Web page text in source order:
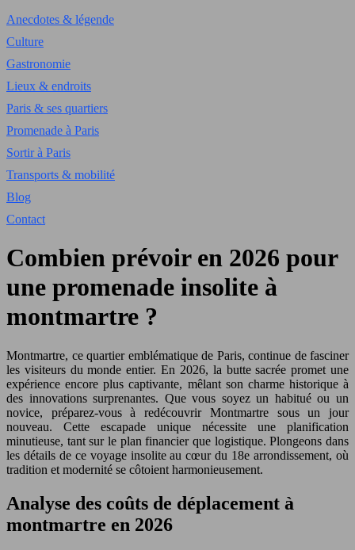
Anecdotes & légende
Culture
Gastronomie
Lieux & endroits
Paris & ses quartiers
Promenade à Paris
Sortir à Paris
Transports & mobilité
Blog
Contact
Combien prévoir en 2026 pour
une promenade insolite à
montmartre ?
Montmartre, ce quartier emblématique de Paris, continue de fasciner
les visiteurs du monde entier. En 2026, la butte sacrée promet une
expérience encore plus captivante, mêlant son charme historique à
des innovations surprenantes. Que vous soyez un habitué ou un
novice, préparez-vous à redécouvrir Montmartre sous un jour
nouveau. Cette escapade unique nécessite une planification
minutieuse, tant sur le plan financier que logistique. Plongeons dans
les détails de ce voyage insolite au cœur du 18e arrondissement, où
tradition et modernité se côtoient harmonieusement.
Analyse des coûts de déplacement à
montmartre en 2026